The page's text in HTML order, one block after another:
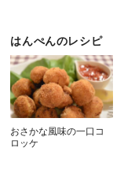
はんぺんのレシピ
おさかな風味の一口コ
ロッケ